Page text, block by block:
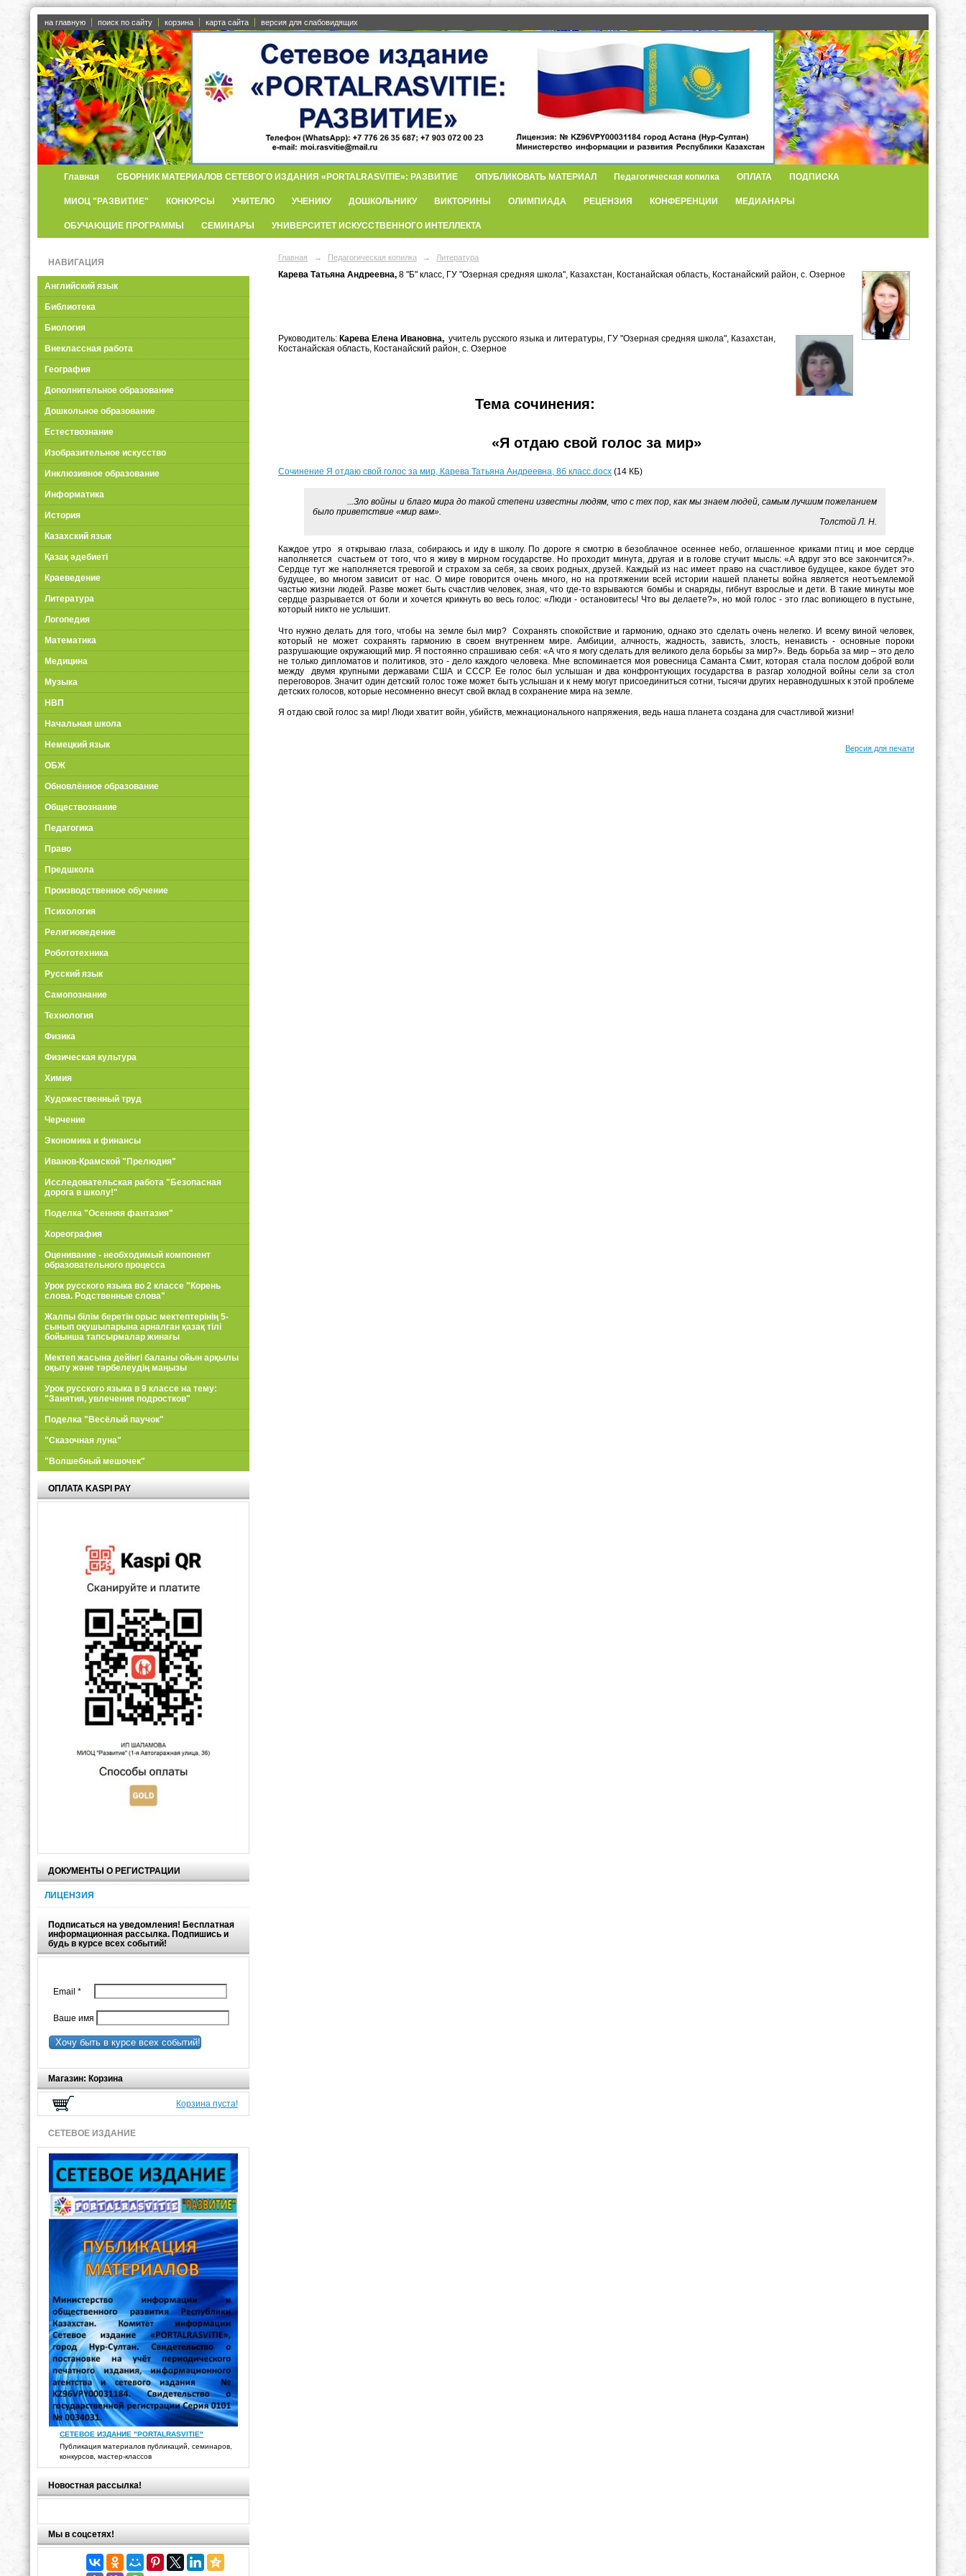
на главную поиск по сайту корзина карта сайта версия для слабовидящих
Главная СБОРНИК МАТЕРИАЛОВ СЕТЕВОГО ИЗДАНИЯ «PORTALRASVITIE»: РАЗВИТИЕ ОПУБЛИКОВАТЬ МАТЕРИАЛ Педагогическая копилка ОПЛАТА ПОДПИСКА
МИОЦ "РАЗВИТИЕ" КОНКУРСЫ УЧИТЕЛЮ УЧЕНИКУ ДОШКОЛЬНИКУ ВИКТОРИНЫ ОЛИМПИАДА РЕЦЕНЗИЯ КОНФЕРЕНЦИИ МЕДИАНАРЫ
ОБУЧАЮЩИЕ ПРОГРАММЫ СЕМИНАРЫ УНИВЕРСИТЕТ ИСКУССТВЕННОГО ИНТЕЛЛЕКТА
НАВИГАЦИЯ
Английский язык
Библиотека
Биология
Внеклассная работа
География
Дополнительное образование
Дошкольное образование
Естествознание
Изобразительное искусство
Инклюзивное образование
Информатика
История
Казахский язык
Қазақ әдебиеті
Краеведение
Литература
Логопедия
Математика
Медицина
Музыка
НВП
Начальная школа
Немецкий язык
ОБЖ
Обновлённое образование
Обществознание
Педагогика
Право
Предшкола
Производственное обучение
Психология
Религиоведение
Робототехника
Русский язык
Самопознание
Технология
Физика
Физическая культура
Химия
Художественный труд
Черчение
Экономика и финансы
Иванов-Крамской "Прелюдия"
Исследовательская работа "Безопасная
дорога в школу!"
Поделка "Осенняя фантазия"
Хореография
Оценивание - необходимый компонент
образовательного процесса
Урок русского языка во 2 классе "Корень
слова. Родственные слова"
Жалпы білім беретін орыс мектептерінің 5-
сынып оқушыларына арналған қазақ тілі
бойынша тапсырмалар жинағы
Мектеп жасына дейінгі баланы ойын арқылы
оқыту және тәрбелеудің маңызы
Урок русского языка в 9 классе на тему:
"Занятия, увлечения подростков"
Поделка "Весёлый паучок"
"Сказочная луна"
"Волшебный мешочек"
ОПЛАТА KASPI PAY
ДОКУМЕНТЫ О РЕГИСТРАЦИИ
ЛИЦЕНЗИЯ
Подписаться на уведомления! Бесплатная
информационная рассылка. Подпишись и
будь в курсе всех событий!
Email *
Ваше имя
Хочу быть в курсе всех событий!
Магазин: Корзина
Корзина пуста!
СЕТЕВОЕ ИЗДАНИЕ
СЕТЕВОЕ ИЗДАНИЕ "PORTALRASVITIE"
Публикация материалов публикаций, семинаров,
конкурсов, мастер-классов
Новостная рассылка!
Мы в соцсетях!
Главная → Педагогическая копилка → Литература
Карева Татьяна Андреевна, 8 "Б" класс, ГУ "Озерная средняя школа", Казахстан, Костанайская область, Костанайский район, с. Озерное
Руководитель: Карева Елена Ивановна, учитель русского языка и литературы, ГУ "Озерная средняя школа", Казахстан,
Костанайская область, Костанайский район, с. Озерное
Тема сочинения:
«Я отдаю свой голос за мир»
Сочинение Я отдаю свой голос за мир, Карева Татьяна Андреевна, 8б класс.docx (14 КБ)
...Зло войны и благо мира до такой степени известны людям, что с тех пор, как мы знаем людей, самым лучшим пожеланием
было приветствие «мир вам».
Толстой Л. Н.
Каждое утро я открываю глаза, собираюсь и иду в школу. По дороге я смотрю в безоблачное осеннее небо, оглашенное криками птиц и мое сердце
наполняется счастьем от того, что я живу в мирном государстве. Но проходит минута, другая и в голове стучит мысль: «А вдруг это все закончится?».
Сердце тут же наполняется тревогой и страхом за себя, за своих родных, друзей. Каждый из нас имеет право на счастливое будущее, какое будет это
будущее, во многом зависит от нас. О мире говорится очень много, но на протяжении всей истории нашей планеты война является неотъемлемой
частью жизни людей. Разве может быть счастлив человек, зная, что где-то взрываются бомбы и снаряды, гибнут взрослые и дети. В такие минуты мое
сердце разрывается от боли и хочется крикнуть во весь голос: «Люди - остановитесь! Что вы делаете?», но мой голос - это глас вопиющего в пустыне,
который никто не услышит.
Что нужно делать для того, чтобы на земле был мир? Сохранять спокойствие и гармонию, однако это сделать очень нелегко. И всему виной человек,
который не может сохранять гармонию в своем внутреннем мире. Амбиции, алчность, жадность, зависть, злость, ненависть - основные пороки
разрушающие окружающий мир. Я постоянно спрашиваю себя: «А что я могу сделать для великого дела борьбы за мир?». Ведь борьба за мир – это дело
не только дипломатов и политиков, это - дело каждого человека. Мне вспоминается моя ровесница Саманта Смит, которая стала послом доброй воли
между двумя крупными державами США и СССР. Ее голос был услышан и два конфронтующих государства в разгар холодной войны сели за стол
переговоров. Значит один детский голос тоже может быть услышан и к нему могут присоединиться сотни, тысячи других неравнодушных к этой проблеме
детских голосов, которые несомненно внесут свой вклад в сохранение мира на земле.
Я отдаю свой голос за мир! Люди хватит войн, убийств, межнационального напряжения, ведь наша планета создана для счастливой жизни!
Версия для печати